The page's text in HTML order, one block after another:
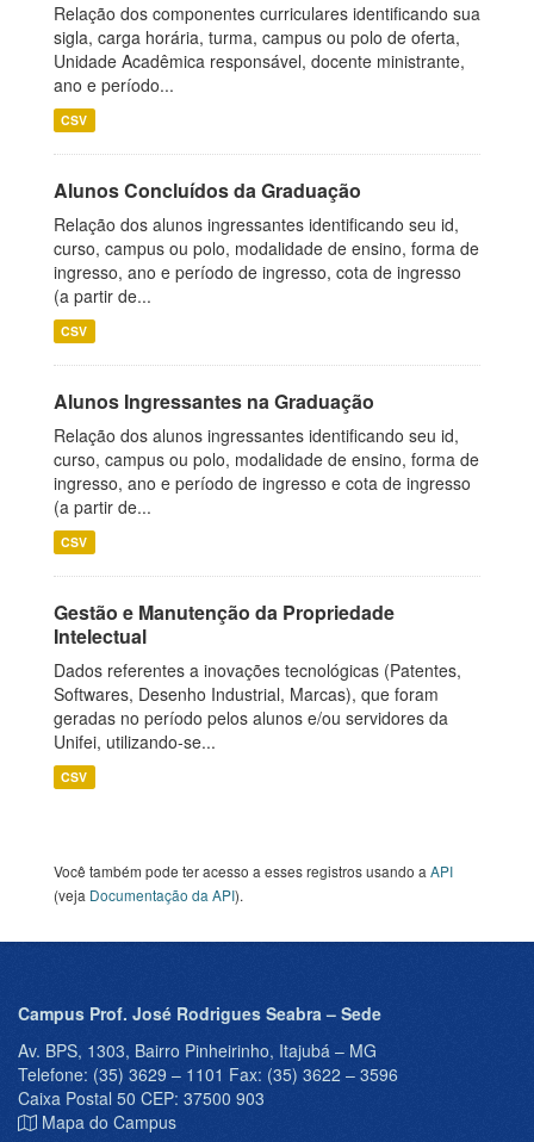
Relação dos componentes curriculares identificando sua
sigla, carga horária, turma, campus ou polo de oferta,
Unidade Acadêmica responsável, docente ministrante,
ano e período...
CSV
Alunos Concluídos da Graduação
Relação dos alunos ingressantes identificando seu id,
curso, campus ou polo, modalidade de ensino, forma de
ingresso, ano e período de ingresso, cota de ingresso
(a partir de...
CSV
Alunos Ingressantes na Graduação
Relação dos alunos ingressantes identificando seu id,
curso, campus ou polo, modalidade de ensino, forma de
ingresso, ano e período de ingresso e cota de ingresso
(a partir de...
CSV
Gestão e Manutenção da Propriedade
Intelectual
Dados referentes a inovações tecnológicas (Patentes,
Softwares, Desenho Industrial, Marcas), que foram
geradas no período pelos alunos e/ou servidores da
Unifei, utilizando-se...
CSV
Você também pode ter acesso a esses registros usando a API
(veja Documentação da API).
Campus Prof. José Rodrigues Seabra – Sede
Av. BPS, 1303, Bairro Pinheirinho, Itajubá – MG
Telefone: (35) 3629 – 1101 Fax: (35) 3622 – 3596
Caixa Postal 50 CEP: 37500 903
Mapa do Campus